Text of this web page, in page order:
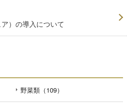
）の導入について
野菜類（109）